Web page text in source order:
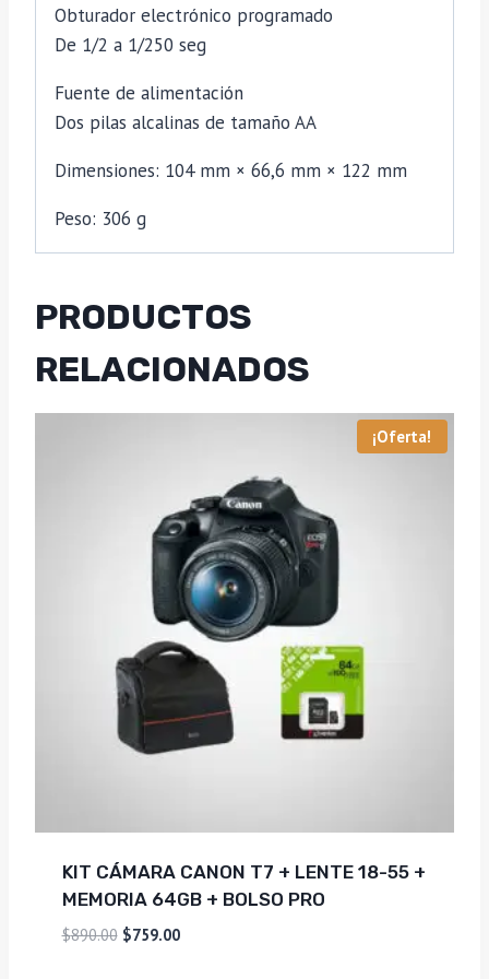
Obturador electrónico programado
De 1/2 a 1/250 seg
Fuente de alimentación
Dos pilas alcalinas de tamaño AA
Dimensiones: 104 mm × 66,6 mm × 122 mm
Peso: 306 g
PRODUCTOS
RELACIONADOS
¡Oferta!
KIT CÁMARA CANON T7 + LENTE 18-55 +
MEMORIA 64GB + BOLSO PRO
$890.00 El
$759.00El